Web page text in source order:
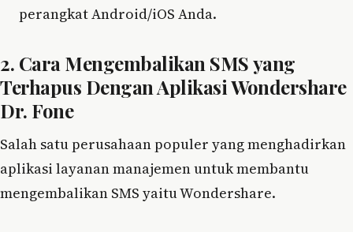
perangkat Android/iOS Anda.
2. Cara Mengembalikan SMS yang
Terhapus Dengan Aplikasi Wondershare
Dr. Fone
Salah satu perusahaan populer yang menghadirkan
aplikasi layanan manajemen untuk membantu
mengembalikan SMS yaitu Wondershare.